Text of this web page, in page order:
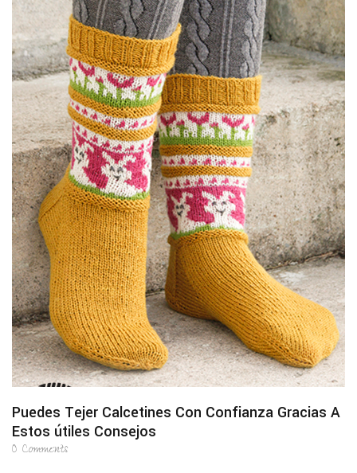
Puedes Tejer Calcetines Con Confianza Gracias A
Estos útiles Consejos
0 Comments